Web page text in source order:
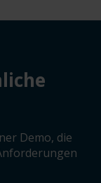
Demo, die